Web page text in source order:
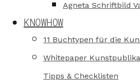
Agneta Schriftbild
KNOWHOW
11 Buchtypen für die
Whitepaper
Tipps & Checklisten